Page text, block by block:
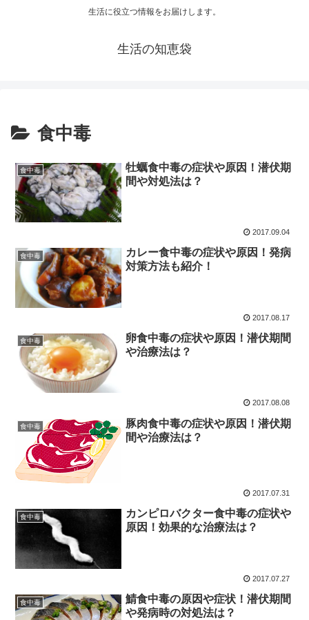
生活に役立つ情報をお届けします。
生活の知恵袋
食中毒
食中毒
牡蠣食中毒の症状や原因！潜伏期
間や対処法は？
2017.09.04
食中毒
カレー食中毒の症状や原因！発病
対策方法も紹介！
2017.08.17
食中毒
卵食中毒の症状や原因！潜伏期間
や治療法は？
2017.08.08
食中毒
豚肉食中毒の症状や原因！潜伏期
間や治療法は？
2017.07.31
食中毒
カンピロバクター食中毒の症状や
原因！効果的な治療法は？
2017.07.27
食中毒
鯖食中毒の原因や症状！潜伏期間
や発病時の対処法は？